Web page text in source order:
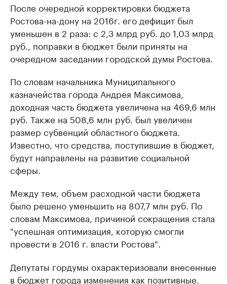
После очередной корректировки бюджета
Ростова-на-дону на 2016г. его дефицит был
уменьшен в 2 раза: с 2,3 млрд руб. до 1,03 млрд
руб., поправки в бюджет были приняты на
очередном заседании городской думы Ростова.
По словам начальника Муниципального
казначейства города Андрея Максимова,
доходная часть бюджета увеличена на 469,6 млн
руб. Также на 508,6 млн руб. был увеличен
размер субвенций областного бюджета.
Известно, что средства, поступившие в бюджет,
будут направлены на развитие социальной
сферы.
Между тем, объем расходной части бюджета
было решено уменьшить на 807,7 млн руб. По
словам Максимова, причиной сокращения стала
"успешная оптимизация, которую смогли
провести в 2016 г. власти Ростова".
Депутаты гордумы охарактеризовали внесенные
в бюджет города изменения как позитивные.